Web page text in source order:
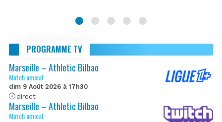
PROGRAMME TV
Marseille – Athletic Bilbao
Match amical
dim 9 Août 2026 à 17h30
direct
Marseille – Athletic Bilbao
Match amical